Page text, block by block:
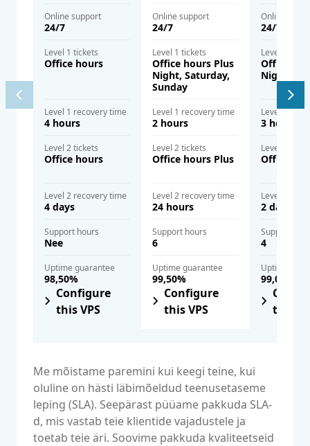
Online support
24/7
Level 1 tickets
Office hours
Level 1 recovery time
4 hours
Level 2 tickets
Office hours
Level 2 recovery time
4 days
Support hours
Nee
Uptime guarantee
98,50%
Configure
this VPS
Online
24/7
Level 1
Office
Night
Level 1
3 hours
Level 2
Office
Level 2
2 days
Support
4
Uptime
99,00%
this
Online support
24/7
Level 1 tickets
Office hours Plus
Night, Saturday,
Sunday
Level 1 recovery time
2 hours
Level 2 tickets
Office hours Plus
Level 2 recovery time
24 hours
Support hours
6
Uptime guarantee
99,50%
Configure
this VPS
Me mõistame paremini kui keegi teine, kui
oluline on hästi läbimõeldud teenusetaseme
leping (SLA). Seepärast püüame pakkuda SLA-
d, mis vastab teie klientide vajadustele ja
toetab teie äri. Soovime pakkuda kvaliteetseid